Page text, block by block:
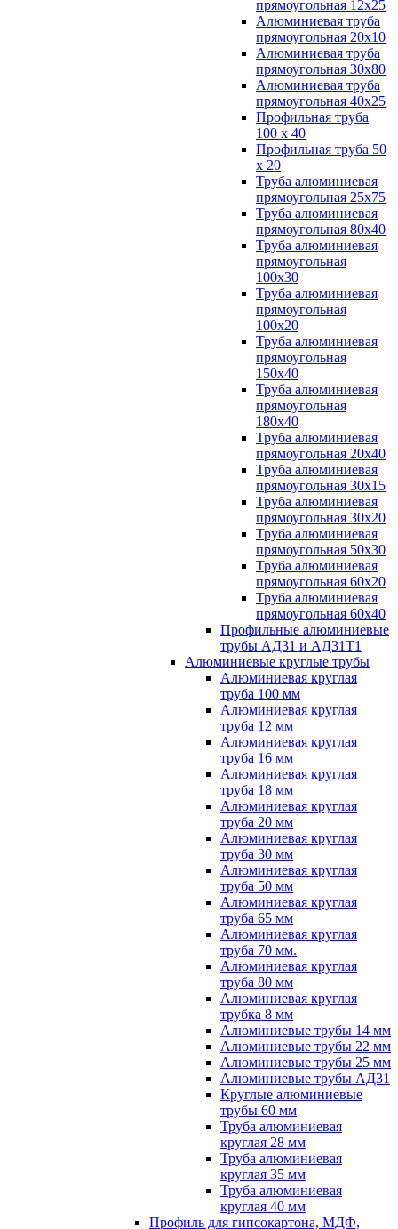
прямоугольная 12х25
Алюминиевая труба
прямоугольная 20х10
Алюминиевая труба
прямоугольная 30х80
Алюминиевая труба
прямоугольная 40х25
Профильная труба
100 х 40
Профильная труба 50
х 20
Труба алюминиевая
прямоугольная 25х75
Труба алюминиевая
прямоугольная 80х40
Труба алюминиевая
прямоугольная
100x30
Труба алюминиевая
прямоугольная
100х20
Труба алюминиевая
прямоугольная
150x40
Труба алюминиевая
прямоугольная
180x40
Труба алюминиевая
прямоугольная 20х40
Труба алюминиевая
прямоугольная 30x15
Труба алюминиевая
прямоугольная 30х20
Труба алюминиевая
прямоугольная 50х30
Труба алюминиевая
прямоугольная 60x20
Труба алюминиевая
прямоугольная 60х40
Профильные алюминиевые
трубы АД31 и АД31Т1
Алюминиевые круглые трубы
Алюминиевая круглая
труба 100 мм
Алюминиевая круглая
труба 12 мм
Алюминиевая круглая
труба 16 мм
Алюминиевая круглая
труба 18 мм
Алюминиевая круглая
труба 20 мм
Алюминиевая круглая
труба 30 мм
Алюминиевая круглая
труба 50 мм
Алюминиевая круглая
труба 65 мм
Алюминиевая круглая
труба 70 мм.
Алюминиевая круглая
труба 80 мм
Алюминиевая круглая
трубка 8 мм
Алюминиевые трубы 14 мм
Алюминиевые трубы 22 мм
Алюминиевые трубы 25 мм
Алюминиевые трубы АД31
Круглые алюминиевые
трубы 60 мм
Труба алюминиевая
круглая 28 мм
Труба алюминиевая
круглая 35 мм
Труба алюминиевая
круглая 40 мм
Профиль для гипсокартона, МДФ,